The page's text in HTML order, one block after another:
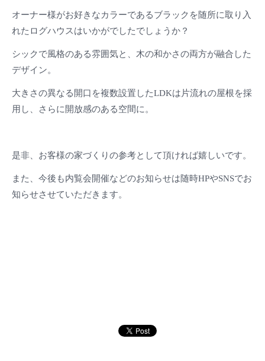
オーナー様がお好きなカラーであるブラックを随所に取り入
れたログハウスはいかがでしたでしょうか？
シックで風格のある雰囲気と、木の和かさの両方が融合した
デザイン。
大きさの異なる開口を複数設置したLDKは片流れの屋根を採
用し、さらに開放感のある空間に。
是非、お客様の家づくりの参考として頂ければ嬉しいです。
また、今後も内覧会開催などのお知らせは随時HPやSNSでお
知らせさせていただきます。